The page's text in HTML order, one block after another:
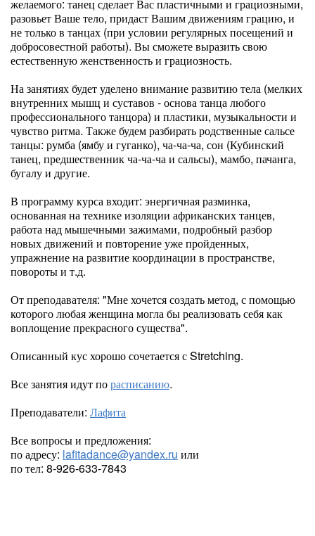
желаемого: танец сделает Вас пластичными и грациозными,
разовьет Ваше тело, придаст Вашим движениям грацию, и
не только в танцах (при условии регулярных посещений и
добросовестной работы). Вы сможете выразить свою
естественную женственность и грациозность.
На занятиях будет уделено внимание развитию тела (мелких
внутренних мышц и суставов - основа танца любого
профессионального танцора) и пластики, музыкальности и
чувство ритма. Также будем разбирать родственные сальсе
танцы: румба (ямбу и гуганко), ча-ча-ча, сон (Кубинский
танец, предшественник ча-ча-ча и сальсы), мамбо, пачанга,
бугалу и другие.
В программу курса входит: энергичная разминка,
основанная на технике изоляции африканских танцев,
работа над мышечными зажимами, подробный разбор
новых движений и повторение уже пройденных,
упражнение на развитие координации в пространстве,
повороты и т.д.
От преподавателя: "Мне хочется создать метод, с помощью
которого любая женщина могла бы реализовать себя как
воплощение прекрасного существа".
Описанный кус хорошо сочетается с Stretching.
Все занятия идут порасписанию.
Преподаватели: Лафита
Все вопросы и предложения:
по адресу: lafitadance@yandex.ru или
по тел: 8-926-633-7843